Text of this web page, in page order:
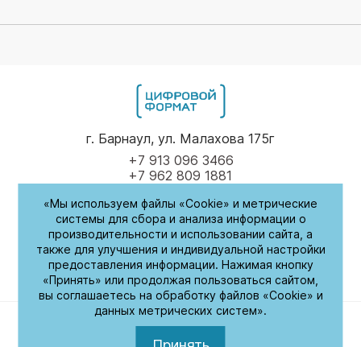
+7 913 096 3466
+7 962 809 1881
г. Барнаул, ул. Малахова 175г
Пн-Пт 9.00 - 17.00
(обед с 14:00-14:30)
СБ-Вс
Выходные
Политика обработки персональных данных
«Мы используем файлы «Cookie» и метрические
системы для сбора и анализа информации о
производительности и использовании сайта, а
также для улучшения и индивидуальной настройки
предоставления информации. Нажимая кнопку
«Принять» или продолжая пользоваться сайтом,
вы соглашаетесь на обработку файлов «Cookie» и
данных метрических систем».